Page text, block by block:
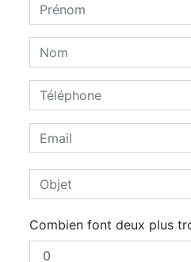
Combien font deux plus